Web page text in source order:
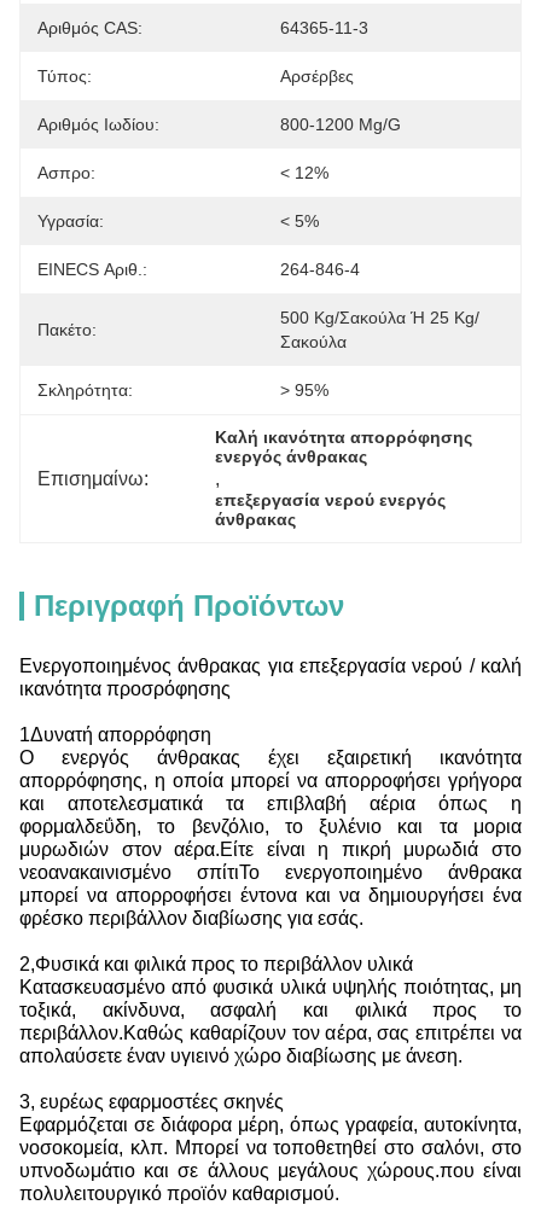
Αριθμός CAS: 64365-11-3
Τύπος: Αρσέρβες
Αριθμός Ιωδίου: 800-1200 Mg/g
Ασπρο: < 12%
Υγρασία: < 5%
EINECS Αριθ.: 264-846-4
Πακέτο:
500 Kg/σακούλα Ή 25 Kg/
Σακούλα
Σκληρότητα: > 95%
Επισημαίνω:
Καλή ικανότητα απορρόφησης
ενεργός άνθρακας
,
επεξεργασία νερού ενεργός
άνθρακας
Περιγραφή Προϊόντων
Ενεργοποιημένος άνθρακας για επεξεργασία νερού / καλή
ικανότητα προσρόφησης
1Δυνατή απορρόφηση
Ο ενεργός άνθρακας έχει εξαιρετική ικανότητα
απορρόφησης, η οποία μπορεί να απορροφήσει γρήγορα
και αποτελεσματικά τα επιβλαβή αέρια όπως η
φορμαλδεΰδη, το βενζόλιο, το ξυλένιο και τα μορια
μυρωδιών στον αέρα.Είτε είναι η πικρή μυρωδιά στο
νεοανακαινισμένο σπίτιΤο ενεργοποιημένο άνθρακα
μπορεί να απορροφήσει έντονα και να δημιουργήσει ένα
φρέσκο περιβάλλον διαβίωσης για εσάς.
2,Φυσικά και φιλικά προς το περιβάλλον υλικά
Κατασκευασμένο από φυσικά υλικά υψηλής ποιότητας, μη
τοξικά, ακίνδυνα, ασφαλή και φιλικά προς το
περιβάλλον.Καθώς καθαρίζουν τον αέρα, σας επιτρέπει να
απολαύσετε έναν υγιεινό χώρο διαβίωσης με άνεση.
3, ευρέως εφαρμοστέες σκηνές
Εφαρμόζεται σε διάφορα μέρη, όπως γραφεία, αυτοκίνητα,
νοσοκομεία, κλπ. Μπορεί να τοποθετηθεί στο σαλόνι, στο
υπνοδωμάτιο και σε άλλους μεγάλους χώρους.που είναι
πολυλειτουργικό προϊόν καθαρισμού.